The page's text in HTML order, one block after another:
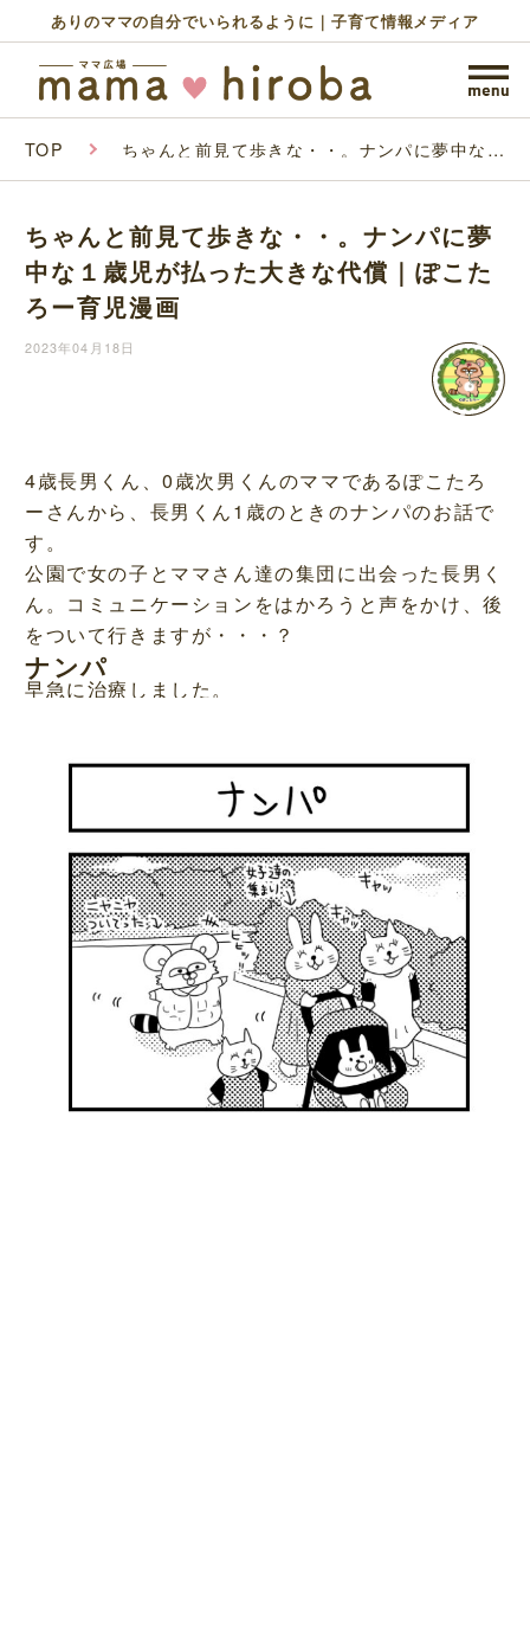
ありのママの自分でいられるように｜子育て情報メディア
TOP ちゃんと前見て歩きな・・。ナンパに夢中な１
ちゃんと前見て歩きな・・。ナンパに夢
中な１歳児が払った大きな代償｜ぽこた
ろー育児漫画
2023年04月18日
4歳長男くん、0歳次男くんのママであるぽこたろ
ーさんから、長男くん1歳のときのナンパのお話で
す。
公園で女の子とママさん達の集団に出会った長男く
ん。コミュニケーションをはかろうと声をかけ、後
をついて行きますが・・・？
ナンパ
早急に治療しました。